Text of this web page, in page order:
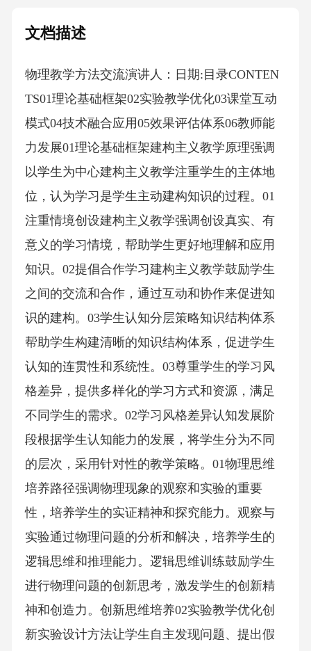
文档描述
物理教学方法交流演讲人：日期:目录CONTEN
TS01理论基础框架02实验教学优化03课堂互动
模式04技术融合应用05效果评估体系06教师能
力发展01理论基础框架建构主义教学原理强调
以学生为中心建构主义教学注重学生的主体地
位，认为学习是学生主动建构知识的过程。01
注重情境创设建构主义教学强调创设真实、有
意义的学习情境，帮助学生更好地理解和应用
知识。02提倡合作学习建构主义教学鼓励学生
之间的交流和合作，通过互动和协作来促进知
识的建构。03学生认知分层策略知识结构体系
帮助学生构建清晰的知识结构体系，促进学生
认知的连贯性和系统性。03尊重学生的学习风
格差异，提供多样化的学习方式和资源，满足
不同学生的需求。02学习风格差异认知发展阶
段根据学生认知能力的发展，将学生分为不同
的层次，采用针对性的教学策略。01物理思维
培养路径强调物理现象的观察和实验的重要
性，培养学生的实证精神和探究能力。观察与
实验通过物理问题的分析和解决，培养学生的
逻辑思维和推理能力。逻辑思维训练鼓励学生
进行物理问题的创新思考，激发学生的创新精
神和创造力。创新思维培养02实验教学优化创
新实验设计方法让学生自主发现问题、提出假